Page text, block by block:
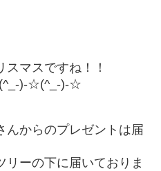
マスですね！！
)-☆(^_-)-☆
んからのプレゼントは届
リーの下に届いておりま